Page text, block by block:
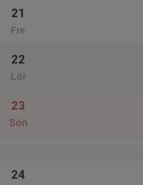
21
Fre
22
Lör
23
Sön
24